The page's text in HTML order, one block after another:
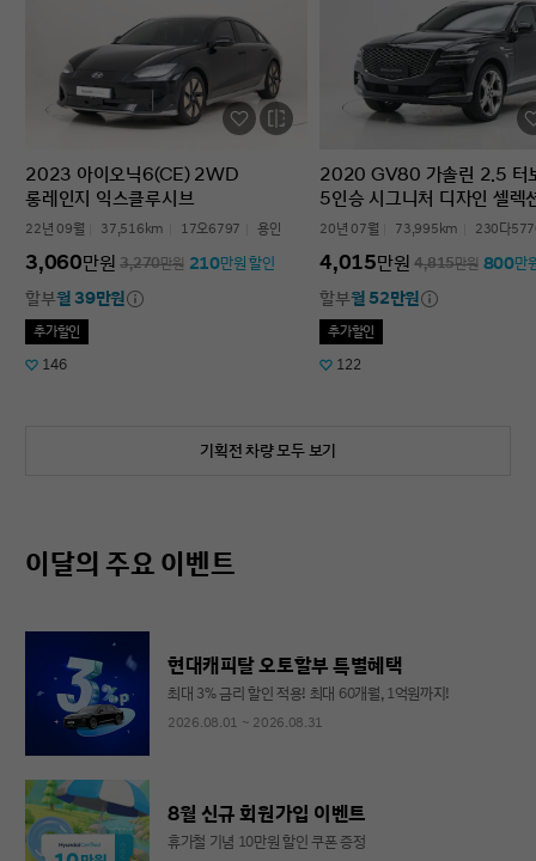
있을 것 같습니다. 중고차 구매가
처음이거나 차량 상태 확인이 어려운
분들에게는 현대인증중고차를 충분히
고려해볼 만하다고 생각합니다.
2023 아이오닉6(CE) 2WD
롱레인지 익스클루시브
22년 09월 37,516km 17오6797 용인
3,060만원 3,270만원 210만원 할인
할부월 39만원
추가할인
146
2020 GV80 가솔린 2.5 터
5인승 시그니처 디자인 셀
20년 07월 73,995km 230다
4,015만원 4,815만원 800만
할부월 52만원
추가할인
122
기획전 차량 모두 보기
이달의 주요 이벤트
현대캐피탈 오토할부 특별혜택
최대 3% 금리 할인 적용! 최대 60개월, 1억원까지!
2026.08.01 ~ 2026.08.31
8월 신규 회원가입 이벤트
휴가철 기념 10만원 할인 쿠폰 증정